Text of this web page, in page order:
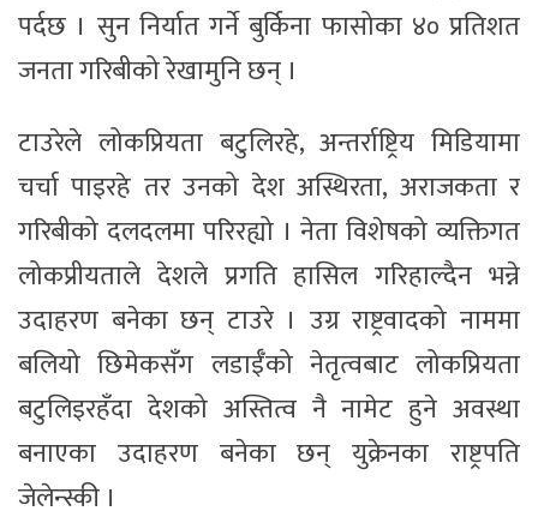
पर्दछ । सुन निर्यात गर्ने बुर्किना फासोका ४० प्रतिशत
जनता गरिबीको रेखामुनि छन् ।
टाउरेले लोकप्रियता बटुलिरहे, अन्तर्राष्ट्रिय मिडियामा
चर्चा पाइरहे तर उनको देश अस्थिरता, अराजकता र
गरिबीको दलदलमा परिरह्यो । नेता विशेषको व्यक्तिगत
लोकप्रीयताले देशले प्रगति हासिल गरिहाल्दैन भन्ने
उदाहरण बनेका छन् टाउरे । उग्र राष्ट्रवादको नाममा
बलियो छिमेकसँग लडाईँको नेतृत्वबाट लोकप्रियता
बटुलिइरहँदा देशको अस्तित्व नै नामेट हुने अवस्था
बनाएका उदाहरण बनेका छन् युक्रेनका राष्ट्रपति
जेलेन्स्की ।